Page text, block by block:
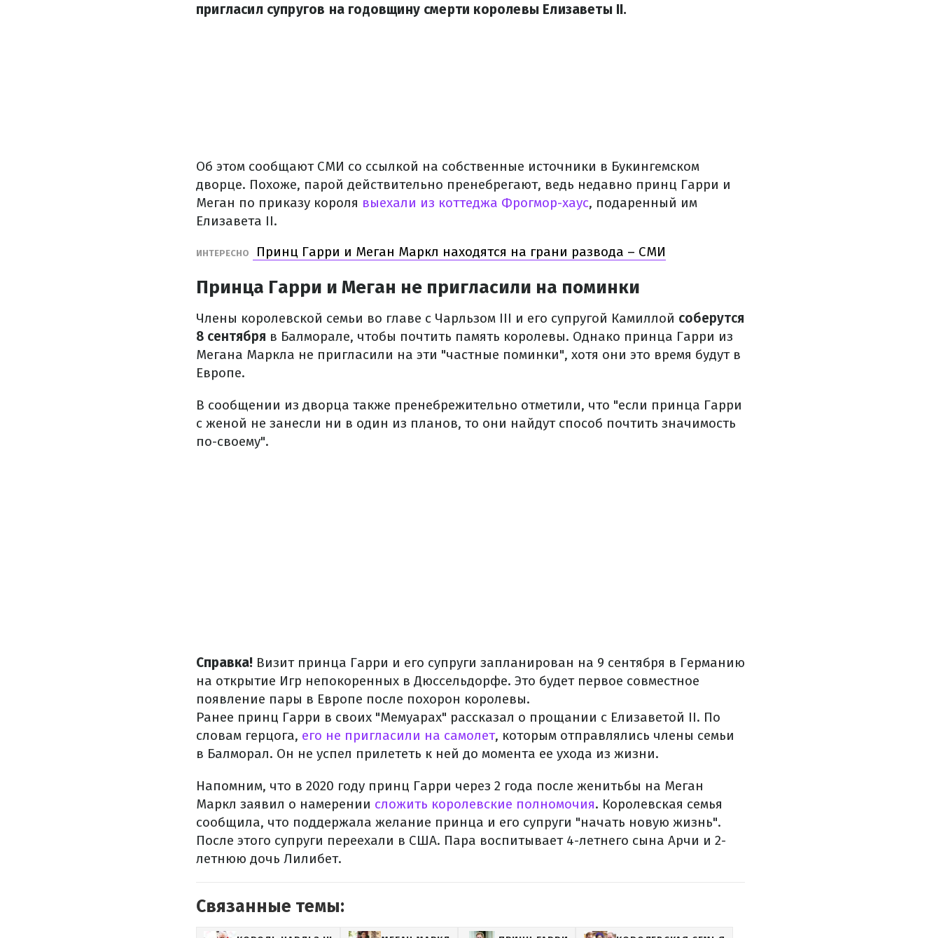
пригласил супругов на годовщину смерти королевы Елизаветы II.
Об этом сообщают СМИ со ссылкой на собственные источники в Букингемском
дворце. Похоже, парой действительно пренебрегают, ведь недавно принц Гарри и
Меган по приказу короля выехали из коттеджа Фрогмор-хаус, подаренный им
Елизавета II.
ИНТЕРЕСНО Принц Гарри и Меган Маркл находятся на грани развода – СМИ
Принца Гарри и Меган не пригласили на поминки
Члены королевской семьи во главе с Чарльзом III и его супругой Камиллой соберутся
8 сентября в Балморале, чтобы почтить память королевы. Однако принца Гарри из
Мегана Маркла не пригласили на эти "частные поминки", хотя они это время будут в
Европе.
В сообщении из дворца также пренебрежительно отметили, что "если принца Гарри
с женой не занесли ни в один из планов, то они найдут способ почтить значимость
по-своему".
Справка! Визит принца Гарри и его супруги запланирован на 9 сентября в Германию
на открытие Игр непокоренных в Дюссельдорфе. Это будет первое совместное
появление пары в Европе после похорон королевы.
Ранее принц Гарри в своих "Мемуарах" рассказал о прощании с Елизаветой II. По
словам герцога, его не пригласили на самолет, которым отправлялись члены семьи
в Балморал. Он не успел прилететь к ней до момента ее ухода из жизни.
Напомним, что в 2020 году принц Гарри через 2 года после женитьбы на Меган
Маркл заявил о намерении сложить королевские полномочия. Королевская семья
сообщила, что поддержала желание принца и его супруги "начать новую жизнь".
После этого супруги переехали в США. Пара воспитывает 4-летнего сына Арчи и 2-
летнюю дочь Лилибет.
Связанные темы: